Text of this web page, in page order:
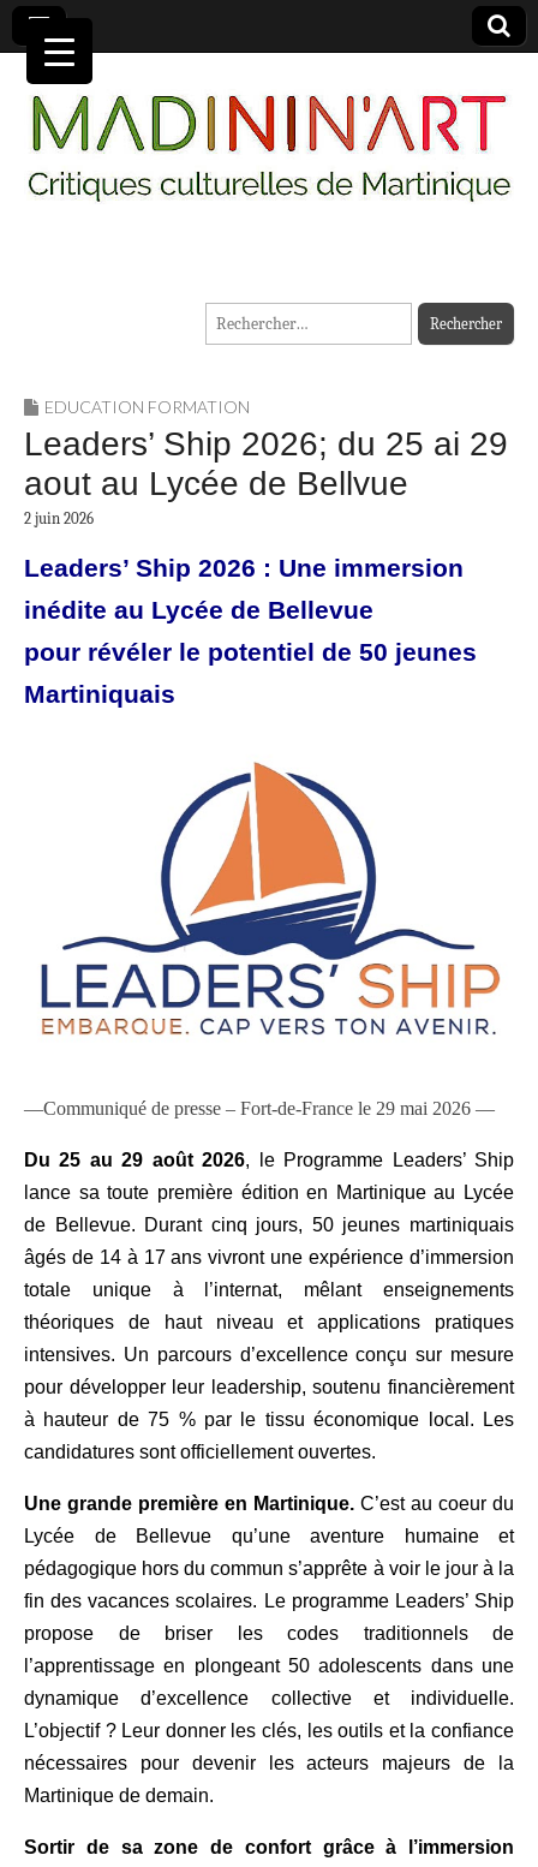
MADININ'ART
Rechercher :
EDUCATION FORMATION
Leaders’ Ship 2026; du 25 ai 29
aout au Lycée de Bellvue
2 juin 2026
Leaders’ Ship 2026 : Une immersion
inédite au Lycée de Bellevue
pour révéler le potentiel de 50 jeunes
Martiniquais
—Communiqué de presse – Fort-de-France le 29 mai 2026 —
Du 25 au 29 août 2026, le Programme Leaders’ Ship
lance sa toute première édition en Martinique au Lycée
de Bellevue. Durant cinq jours, 50 jeunes martiniquais
âgés de 14 à 17 ans vivront une expérience d’immersion
totale unique à l’internat, mêlant enseignements
théoriques de haut niveau et applications pratiques
intensives. Un parcours d’excellence conçu sur mesure
pour développer leur leadership, soutenu financièrement
à hauteur de 75 % par le tissu économique local. Les
candidatures sont officiellement ouvertes.
Une grande première en Martinique. C’est au coeur du
Lycée de Bellevue qu’une aventure humaine et
pédagogique hors du commun s’apprête à voir le jour à la
fin des vacances scolaires. Le programme Leaders’ Ship
propose de briser les codes traditionnels de
l’apprentissage en plongeant 50 adolescents dans une
dynamique d’excellence collective et individuelle.
L’objectif ? Leur donner les clés, les outils et la confiance
nécessaires pour devenir les acteurs majeurs de la
Martinique de demain.
Sortir de sa zone de confort grâce à l’immersion